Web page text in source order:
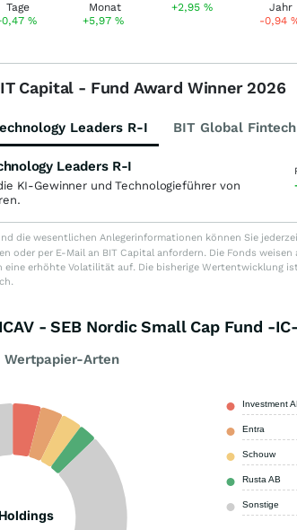
% +5,97%
+2,95 %
-0,94
Capital - Fund Award Winner 2026
Leaders R-I BIT Global
Leaders R-I
KI-Gewinner und Technologieführer von
die wesentlichen Anlegerinformationen können Sie
oder per E-Mail an BIT Capital anfordern. Die Fonds
eine erhöhte Volatilität auf. Die bisherige Wertentwicklung
- SEB Nordic Small Cap Fund -
Wertpapier-Arten
Investment
Entra
Schouw
Rusta AB
Sonstige